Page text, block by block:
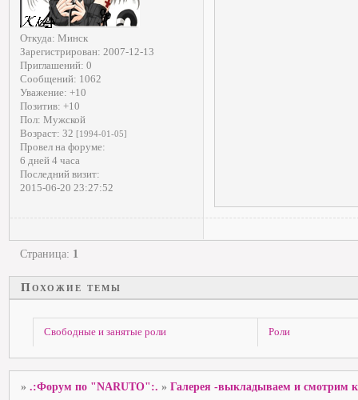
Откуда: Минск
Зарегистрирован: 2007-12-13
Приглашений: 0
Сообщений: 1062
Уважение: +10
Позитив: +10
Пол: Мужской
Возраст: 32 [1994-01-05]
Провел на форуме:
6 дней 4 часа
Последний визит:
2015-06-20 23:27:52
Страница: 1
Похожие темы
Свободные и занятые роли Роли
».:Форум по "NARUTO":. »Галерея -выкладываем и смотрим